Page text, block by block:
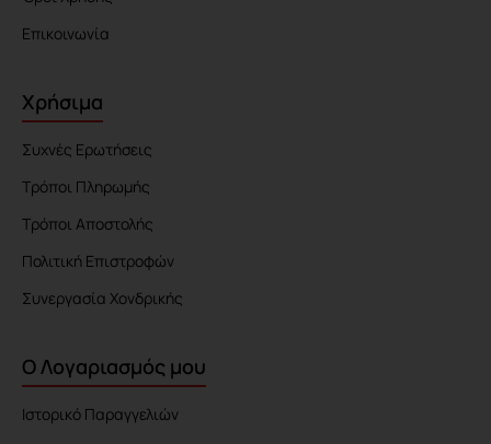
Επικοινωνία
Χρήσιμα
Συχνές Ερωτήσεις
Τρόποι Πληρωμής
Τρόποι Αποστολής
Πολιτική Επιστροφών
Συνεργασία Χονδρικής
Ο Λογαριασμός μου
Ιστορικό Παραγγελιών